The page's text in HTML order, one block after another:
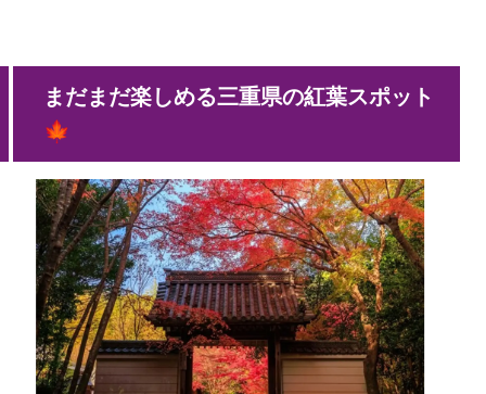
まだまだ楽しめる三重県の紅葉スポット
🍁